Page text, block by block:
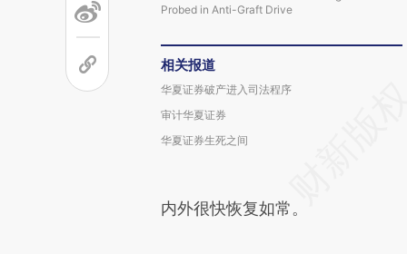
Probed in Anti-Graft Drive
相关报道
华夏证券破产进入司法程序
审计华夏证券
华夏证券生死之间
内外很快恢复如常。